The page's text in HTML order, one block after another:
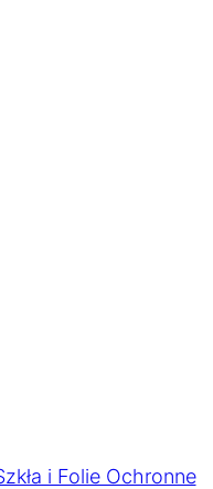
i Folie Ochronne